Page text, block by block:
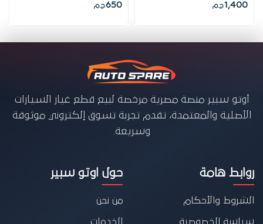
1,400ج.م 650ج.م
أوتو سبير منصة مصرية مرخصة لبيع قطع غيار السيارات
الأصلية والمعتمدة، تقدم تجربة تسوق إلكتروني موثوقة
وسريعة.
روابط هامة
الشروط والأحكام
سياسة الخصوصية
حول اوتو سبير
من نحن
الخدمات